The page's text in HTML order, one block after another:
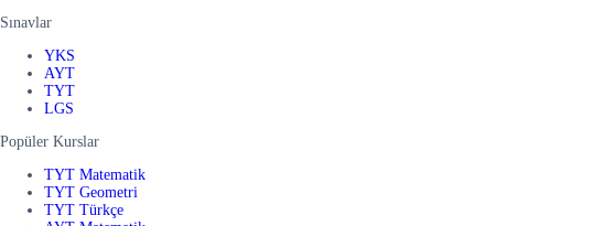
Sınavlar
YKS
AYT
TYT
LGS
Popüler Kurslar
TYT Matematik
TYT Geometri
TYT Türkçe